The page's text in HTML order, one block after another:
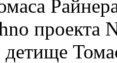
проекта